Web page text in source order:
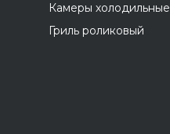
Камеры холодильные
Гриль роликовый